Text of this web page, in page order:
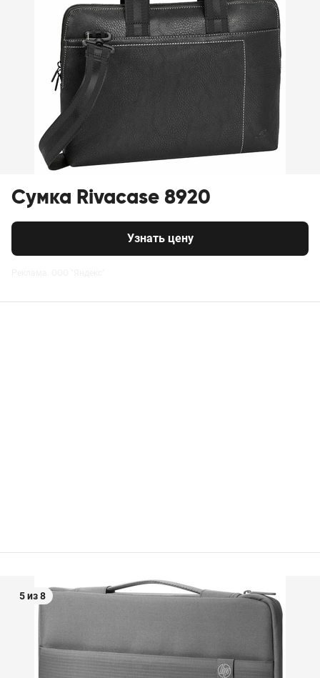
Сумка Rivacase 8920
Узнать цену
5 из 8